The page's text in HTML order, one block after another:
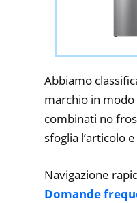
Abbiamo
marchio in
combinati no
sfoglia l’articolo
Navigazione
Domande